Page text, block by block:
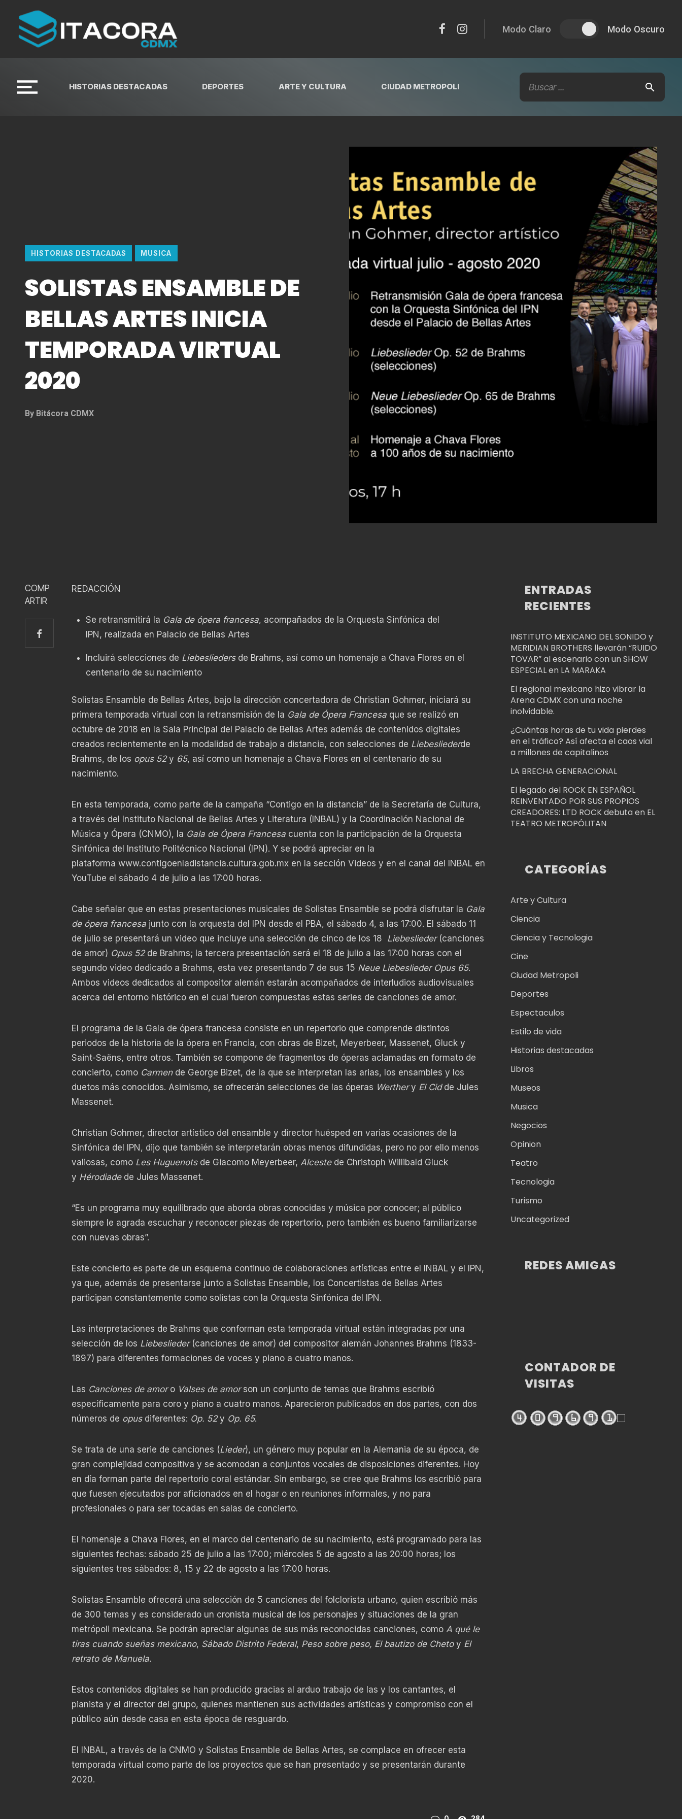
Modo Claro Modo Oscuro
HISTORIAS DESTACADAS DEPORTES ARTE Y CULTURA CIUDAD METROPOLI
HISTORIAS DESTACADAS MUSICA
SOLISTAS ENSAMBLE DE
BELLAS ARTES INICIA
TEMPORADA VIRTUAL
2020
By Bitácora CDMX
COMP
ARTIR
REDACCIÓN
Se retransmitirá la Gala de ópera francesa, acompañados de la Orquesta Sinfónica del
IPN, realizada en Palacio de Bellas Artes
Incluirá selecciones de Liebeslieders de Brahms, así como un homenaje a Chava Flores en el
centenario de su nacimiento
Solistas Ensamble de Bellas Artes, bajo la dirección concertadora de Christian Gohmer, iniciará su
primera temporada virtual con la retransmisión de la Gala de Ópera Francesaque se realizó en
octubre de 2018 en la Sala Principal del Palacio de Bellas Artes además de contenidos digitales
creados recientemente en la modalidad de trabajo a distancia, con selecciones de Liebesliederde
Brahms, de los opus 52y 65, así como un homenaje a Chava Flores en el centenario de su
nacimiento.
En esta temporada, como parte de la campaña “Contigo en la distancia” de la Secretaría de Cultura,
a través del Instituto Nacional de Bellas Artes y Literatura (INBAL) y la Coordinación Nacional de
Música y Ópera (CNMO), la Gala de Ópera Francesacuenta con la participación de la Orquesta
Sinfónica del Instituto Politécnico Nacional (IPN). Y se podrá apreciar en la
plataforma www.contigoenladistancia.cultura.gob.mxen la sección Videos y en el canal del INBAL en
YouTube el sábado 4 de julio a las 17:00 horas.
Cabe señalar que en estas presentaciones musicales de Solistas Ensamble se podrá disfrutar la Gala
de ópera francesa junto con la orquesta del IPN desde el PBA, el sábado 4, a las 17:00. El sábado 11
de julio se presentará un video que incluye una selección de cinco de los 18 Liebeslieder(canciones
de amor) Opus 52de Brahms; la tercera presentación será el 1 8 de julio a las 17:00 horas con el
segundo video dedicado a Brahms, esta vez presentando 7 de sus 15 Neue Liebeslieder Opus 65.
Ambos videos dedicados al compositor alemán estarán acompañados de interludios audiovisuales
acerca del entorno histórico en el cual fueron compuestas estas series de canciones de amor.
El programa de la Gala de ópera francesa consiste en un repertorio que comprende distintos
periodos de la historia de la ópera en Francia, con obras de Bizet, Meyerbeer, Massenet, Gluck y
Saint-Saëns, entre otros. También se compone de fragmentos de óperas aclamadas en formato de
concierto, como Carmen de George Bizet, de la que se interpretan las arias, los ensambles y los
duetos más conocidos. Asimismo, se ofrecerán selecciones de las óperas Werthery El Cidde Jules
Massenet.
Christian Gohmer, director artístico del ensamble y director huésped en varias ocasiones de la
Sinfónica del IPN, dijo que también se interpretarán obras menos difundidas, pero no por ello menos
valiosas, como Les Huguenots de Giacomo Meyerbeer, Alcestede Christoph Willibald Gluck
y Hérodiade de Jules Massenet.
“Es un programa muy equilibrado que aborda obras conocidas y música por conocer; al público
siempre le agrada escuchar y reconocer piezas de repertorio, pero también es bueno familiarizarse
con nuevas obras”.
Este concierto es parte de un esquema continuo de colaboraciones artísticas entre el INBAL y el IPN,
ya que, además de presentarse junto a Solistas Ensamble, los Concertistas de Bellas Artes
participan constantemente como solistas con la Orquesta Sinfónica del IPN.
Las interpretaciones de Brahms que conforman esta temporada virtual están integradas por una
selección de los Liebeslieder (canciones de amor) del compositor alemán Johannes Brahms (1833-
1897) para diferentes formaciones de voces y piano a cuatro manos.
Las Canciones de amoro Valses de amorson un conjunto de temas que Brahms escribió
específicamente para coro y piano a cuatro manos. Aparecieron publicados en dos partes, con dos
números de opusdiferentes: Op. 52y Op. 65.
Se trata de una serie de canciones (Lieder), un género muy popular en la Alemania de su época, de
gran complejidad compositiva y se acomodan a conjuntos vocales de disposiciones diferentes. Hoy
en día forman parte del repertorio coral estándar. Sin embargo, se cree que Brahms los escribió para
que fuesen ejecutados por aficionados en el hogar o en reuniones informales, y no para
profesionales o para ser tocadas en salas de concierto.
El homenaje a Chava Flores, en el marco del centenario de su nacimiento, está programado para las
siguientes fechas: sábado 25 de julio a las 17:00; miércoles 5 de agosto a las 20:00 horas; los
siguientes tres sábados: 8, 15 y 22 de agosto a las 17:00 horas.
Solistas Ensamble ofrecerá una selección de 5 canciones del folclorista urbano, quien escribió más
de 300 temas y es considerado un cronista musical de los personajes y situaciones de la gran
metrópoli mexicana. Se podrán apreciar algunas de sus más reconocidas canciones, como A qué le
tiras cuando sueñas mexicano, Sábado Distrito Federal, Peso sobre peso, El bautizo de Cheto y El
retrato de Manuela.
Estos contenidos digitales se han producido gracias al arduo trabajo de las y los cantantes, el
pianista y el director del grupo, quienes mantienen sus actividades artísticas y compromiso con el
público aún desde casa en esta época de resguardo.
El INBAL, a través de la CNMO y Solistas Ensamble de Bellas Artes, se complace en ofrecer esta
temporada virtual como parte de los proyectos que se han presentado y se presentarán durante
2020.
ENTRADAS
RECIENTES
INSTITUTO MEXICANO DEL SONIDO y
MERIDIAN BROTHERS llevarán “RUIDO
TOVAR” al escenario con un SHOW
ESPECIAL en LA MARAKA
El regional mexicano hizo vibrar la
Arena CDMX con una noche
inolvidable.
¿Cuántas horas de tu vida pierdes
en el tráfico? Así afecta el caos vial
a millones de capitalinos
LA BRECHA GENERACIONAL
El legado del ROCK EN ESPAÑOL
REINVENTADO POR SUS PROPIOS
CREADORES: LTD ROCK debuta en EL
TEATRO METROPÓLITAN
CATEGORÍAS
Arte y Cultura
Ciencia
Ciencia y Tecnologia
Cine
Ciudad Metropoli
Deportes
Espectaculos
Estilo de vida
Historias destacadas
Libros
Museos
Musica
Negocios
Opinion
Teatro
Tecnologia
Turismo
Uncategorized
REDES AMIGAS
CONTADOR DE
VISITAS